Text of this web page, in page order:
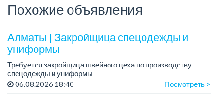
Похожие объявления
Алматы | Закройщица спецодежды и
униформы
Требуется закройщица швейного цеха по производству
спецодежды и униформы
Рабочий день с 9:00 до 18:00
06.08.2026 18:40 Посмотреть >